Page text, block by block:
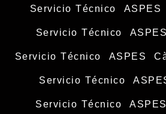
Servicio Técnico ASPES
Servicio Técnico
Servicio Técnico ASPES
Servicio Técnico
Servicio Técnico